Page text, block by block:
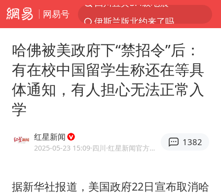
网易号
香港宏福苑火灾或由烟头引起
多所高校取消艺考
陕西柞水泥石流已致2死 仍有1人失联
哈佛被美政府下“禁招令”后：
有在校中国留学生称还在等具
体通知，有人担心无法正常入
学
红星新闻
2025-05-23 15:09·四川 ·红星新闻官方网易号
1382
据新华社报道，美国政府22日宣布取消哈